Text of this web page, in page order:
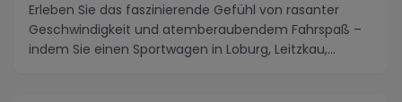
Erleben Sie das faszinierende Gefühl von rasanter
Geschwindigkeit und atemberaubendem Fahrspaß –
indem Sie einen Sportwagen in Loburg, Leitzkau,